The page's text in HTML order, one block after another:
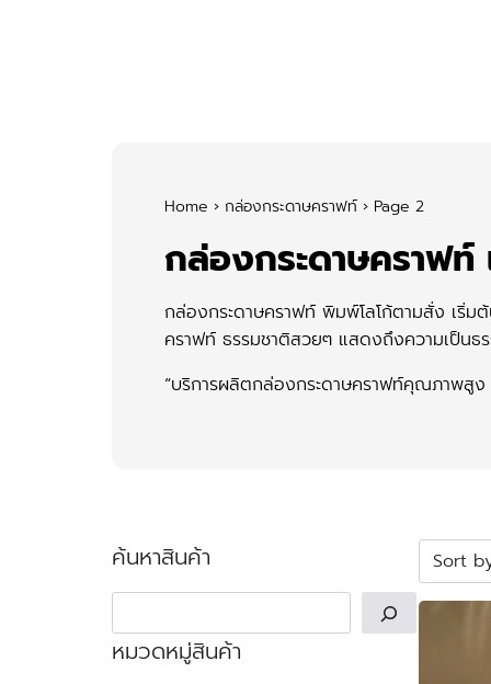
Home › กล่องกระดาษคราฟท์ › Page 2
กล่องกระดาษคราฟ
กล่องกระดาษคราฟท์ พิมพ์โลโก้ตามสั่ง เริ่
คราฟท์ ธรรมชาติสวยๆ แสดงถึงความเป็นธ
“บริการผลิตกล่องกระดาษคราฟท์คุณภาพสู
ค้นหาสินค้า
Search
หมวดหมู่สินค้า